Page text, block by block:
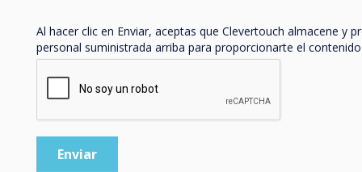
Al hacer clic en Enviar, aceptas que Clevertouch almacene y
personal suministrada arriba para proporcionarte el